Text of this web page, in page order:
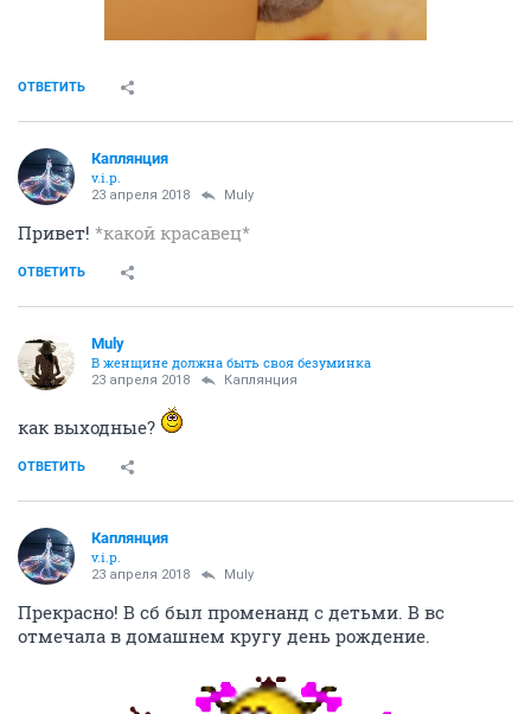
ОТВЕТИТЬ
Каплянция
v.i.p.
23 апреля 2018 Muly
Привет! *какой красавец*
ОТВЕТИТЬ
Muly
В женщине должна быть своя безyминка
23 апреля 2018 Каплянция
как выходные?
ОТВЕТИТЬ
Каплянция
v.i.p.
23 апреля 2018 Muly
Прекрасно! В сб был променанд с детьми. В вс
отмечала в домашнем кругу день рождение.